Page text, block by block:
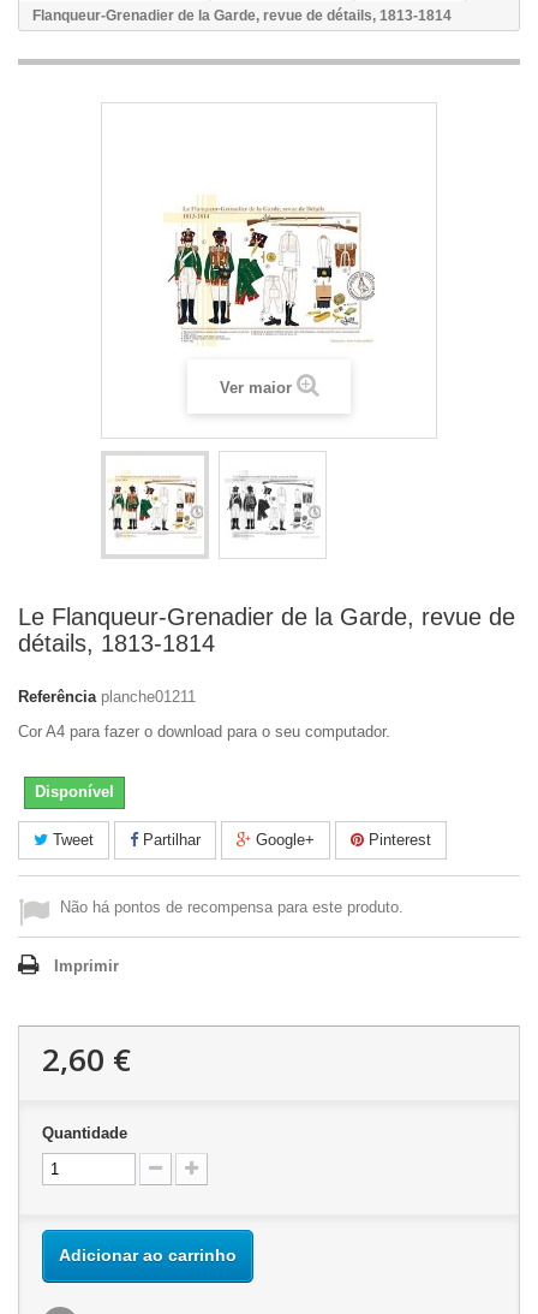
Flanqueur-Grenadier de la Garde, revue de détails, 1813-1814
Ver maior
Le Flanqueur-Grenadier de la Garde, revue de
détails, 1813-1814
Referência planche01211
Cor A4 para fazer o download para o seu computador.
Disponível
Tweet Partilhar Google+ Pinterest
Não há pontos de recompensa para este produto.
Imprimir
2,60 €
Quantidade
Adicionar ao carrinho